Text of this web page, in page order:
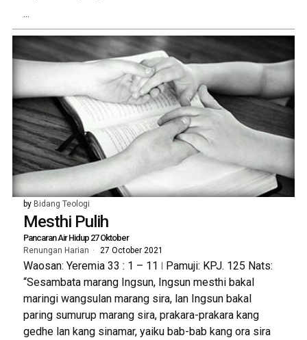
...
by Bidang Teologi
Mesthi Pulih
Pancaran Air Hidup 27 Oktober
Renungan Harian 27 October 2021
Waosan: Yeremia 33 : 1 – 11 ǀ Pamuji: KPJ. 125 Nats:
“Sesambata marang Ingsun, Ingsun mesthi bakal
maringi wangsulan marang sira, lan Ingsun bakal
paring sumurup marang sira, prakara-prakara kang
gedhe lan kang sinamar, yaiku bab-bab kang ora sira